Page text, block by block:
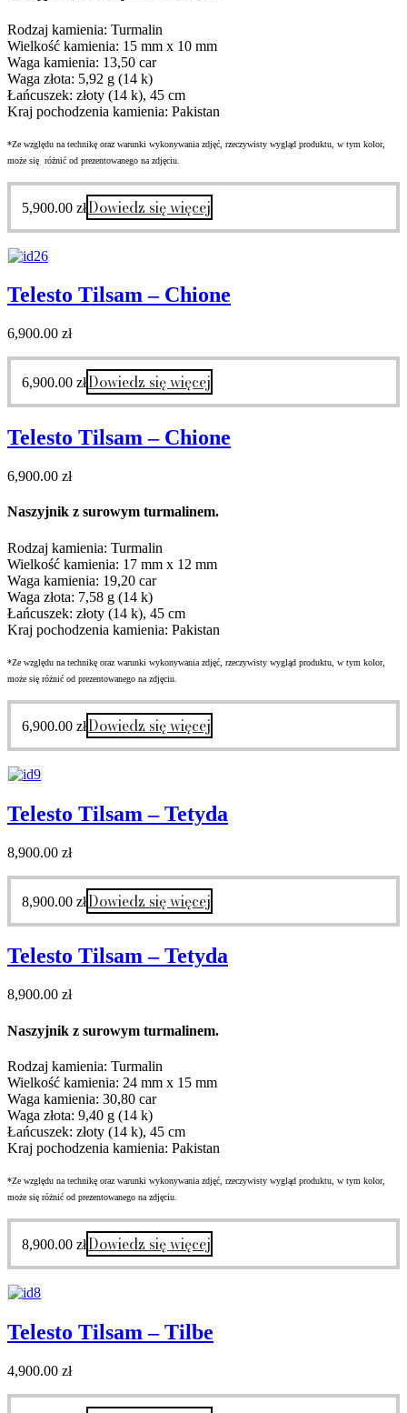
Rodzaj kamienia: Turmalin
Wielkość kamienia: 15 mm x 10 mm
Waga kamienia: 13,50 car
Waga złota: 5,92 g (14 k)
Łańcuszek: złoty (14 k), 45 cm
Kraj pochodzenia kamienia: Pakistan
*Ze względu na technikę oraz warunki wykonywania zdjęć, rzeczywisty wygląd produktu, w tym kolor,
może się różnić od prezentowanego na zdjęciu.
5,900.00 złDowiedz się więcej
Telesto Tilsam – Chione
6,900.00 zł
6,900.00 złDowiedz się więcej
Telesto Tilsam – Chione
6,900.00 zł
Naszyjnik z surowym turmalinem.
Rodzaj kamienia: Turmalin
Wielkość kamienia: 17 mm x 12 mm
Waga kamienia: 19,20 car
Waga złota: 7,58 g (14 k)
Łańcuszek: złoty (14 k), 45 cm
Kraj pochodzenia kamienia: Pakistan
*Ze względu na technikę oraz warunki wykonywania zdjęć, rzeczywisty wygląd produktu, w tym kolor,
może się różnić od prezentowanego na zdjęciu.
6,900.00 złDowiedz się więcej
Telesto Tilsam – Tetyda
8,900.00 zł
8,900.00 złDowiedz się więcej
Telesto Tilsam – Tetyda
8,900.00 zł
Naszyjnik z surowym turmalinem.
Rodzaj kamienia: Turmalin
Wielkość kamienia: 24 mm x 15 mm
Waga kamienia: 30,80 car
Waga złota: 9,40 g (14 k)
Łańcuszek: złoty (14 k), 45 cm
Kraj pochodzenia kamienia: Pakistan
*Ze względu na technikę oraz warunki wykonywania zdjęć, rzeczywisty wygląd produktu, w tym kolor,
może się różnić od prezentowanego na zdjęciu.
8,900.00 złDowiedz się więcej
Telesto Tilsam – Tilbe
4,900.00 zł